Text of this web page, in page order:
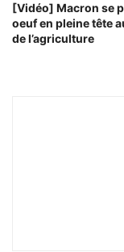
[Vidéo] Macron se
oeuf en pleine tête
de l’agriculture